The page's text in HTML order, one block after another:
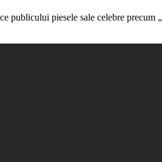
publicului piesele sale celebre precum